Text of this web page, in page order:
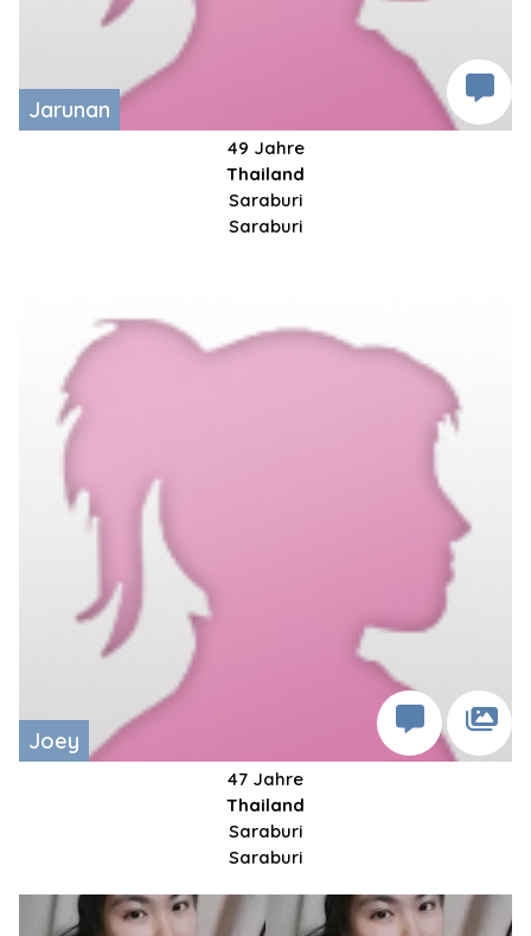
Jarunan
49 Jahre
Thailand
Saraburi
Saraburi
Joey
47 Jahre
Thailand
Saraburi
Saraburi